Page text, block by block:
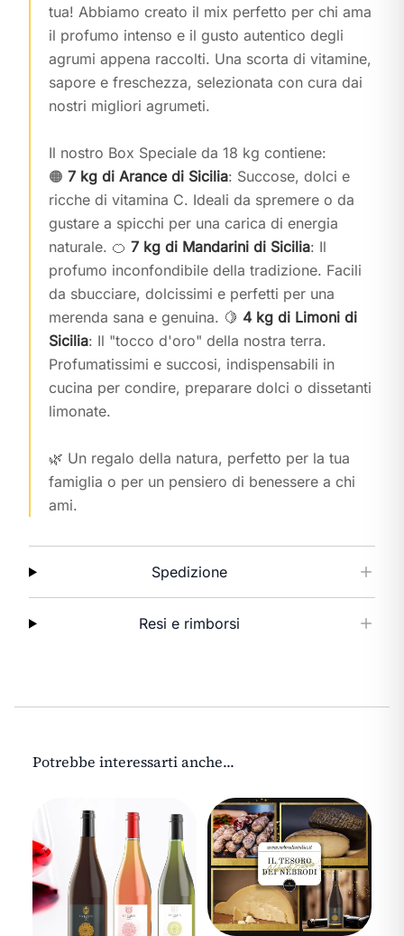
tua! Abbiamo creato il mix perfetto per chi ama
il profumo intenso e il gusto autentico degli
agrumi appena raccolti. Una scorta di vitamine,
sapore e freschezza, selezionata con cura dai
nostri migliori agrumeti.
Il nostro Box Speciale da 18 kg contiene:
🟠 7 kg di Arance di Sicilia: Succose, dolci e
ricche di vitamina C. Ideali da spremere o da
gustare a spicchi per una carica di energia
naturale. 🍊 7 kg di Mandarini di Sicilia: Il
profumo inconfondibile della tradizione. Facili
da sbucciare, dolcissimi e perfetti per una
merenda sana e genuina. 🍋 4 kg di Limoni di
Sicilia: Il "tocco d'oro" della nostra terra.
Profumatissimi e succosi, indispensabili in
cucina per condire, preparare dolci o dissetanti
limonate.
🌿 Un regalo della natura, perfetto per la tua
famiglia o per un pensiero di benessere a chi
ami.
Spedizione
Resi e rimborsi
Potrebbe interessarti anche...